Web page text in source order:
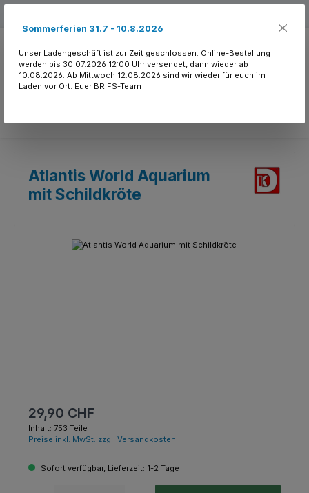
Atlantis World Aquarium
mit Schildkröte
Bildergalerie überspringen
Regulärer Preis:
29,90 CHF
Inhalt: 753 Teile
Preise inkl. MwSt. zzgl. Versandkosten
Sofort verfügbar, Lieferzeit: 1-2 Tage
Sommerferien 31.7 - 10.8.2026
Unser Ladengeschäft ist zur Zeit geschlossen. Online-Bestellung
werden bis 30.07.2026 12:00 Uhr versendet, dann wieder ab
10.08.2026. Ab Mittwoch 12.08.2026 sind wir wieder für euch im
Laden vor Ort. Euer BRIFS-Team